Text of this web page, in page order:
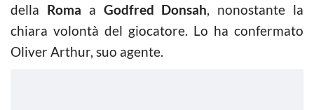
della Roma a Godfred Donsah, nonostante la
chiara volontà del giocatore. Lo ha confermato
Oliver Arthur, suo agente.